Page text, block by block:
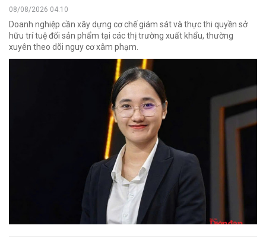
08/08/2026 04:10
Doanh nghiệp cần xây dựng cơ chế giám sát và thực thi quyền sở
hữu trí tuệ đối sản phẩm tại các thị trường xuất khẩu, thường
xuyên theo dõi nguy cơ xâm phạm.